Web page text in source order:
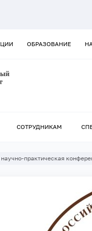
ОБРАЗОВАНИЕ
СОТРУДНИКАМ
практическая